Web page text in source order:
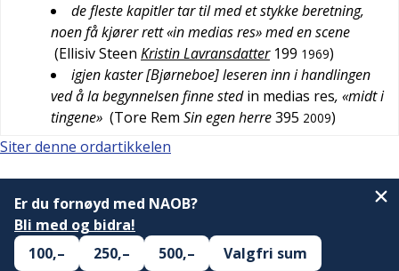
de fleste kapitler tar til med et stykke beretning,
noen få kjører rett «in medias res» med en scene
(Ellisiv Steen Kristin Lavransdatter 199 1969)
igjen kaster [Bjørneboe] leseren inn i handlingen
ved å la begynnelsen finne stedin medias res, «midt i
tingene» (Tore Rem Sin egen herre395 2009)
Siter denne ordartikkelen
Er du fornøyd med NAOB?
Bli med og bidra!
100,–
250,– 500,– Valgfri sum